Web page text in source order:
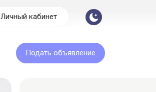
Личный кабинет
Подать объявление